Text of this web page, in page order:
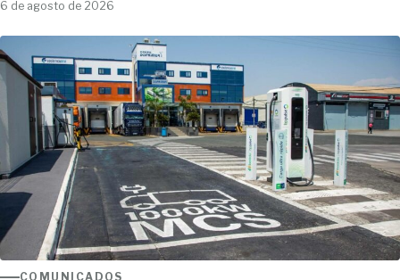
6 de agosto de 2026
COMUNICADOS